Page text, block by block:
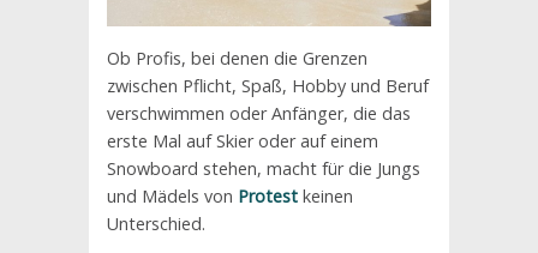
Ob Profis, bei denen die Grenzen
zwischen Pflicht, Spaß, Hobby und Beruf
verschwimmen oder Anfänger, die das
erste Mal auf Skier oder auf einem
Snowboard stehen, macht für die Jungs
und Mädels von Protest keinen
Unterschied.